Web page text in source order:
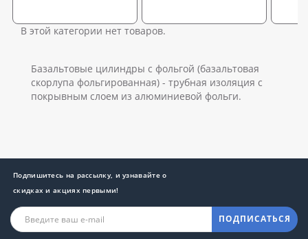
В этой категории нет товаров.
Базальтовые цилиндры с фольгой (базальтовая
скорлупа фольгированная) - трубная изоляция с
покрывным слоем из алюминиевой фольги.
Подпишитесь на рассылку, и узнавайте о
скидках и акциях первыми!
ПОДПИСАТЬСЯ